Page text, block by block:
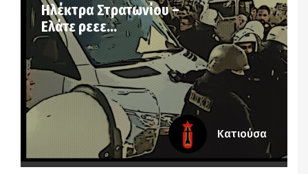
Ηλέκτρα Στρατωνίου –
Ελάτε ρεεε…
Κατιούσα